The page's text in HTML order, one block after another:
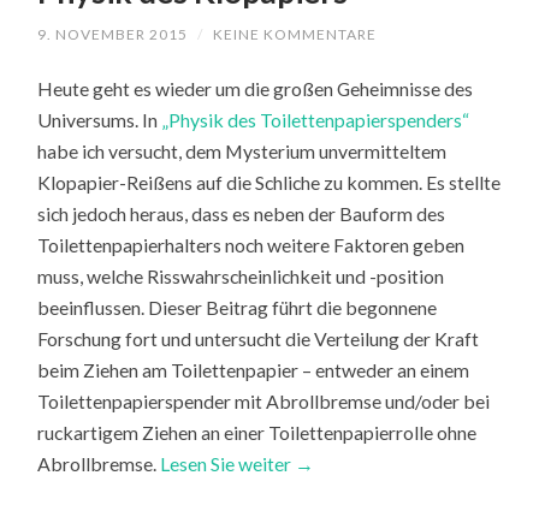
9. NOVEMBER 2015 / KEINE KOMMENTARE
Heute geht es wieder um die großen Geheimnisse des
Universums. In „Physik des Toilettenpapierspenders“
habe ich versucht, dem Mysterium unvermitteltem
Klopapier-Reißens auf die Schliche zu kommen. Es stellte
sich jedoch heraus, dass es neben der Bauform des
Toilettenpapierhalters noch weitere Faktoren geben
muss, welche Risswahrscheinlichkeit und -position
beeinflussen. Dieser Beitrag führt die begonnene
Forschung fort und untersucht die Verteilung der Kraft
beim Ziehen am Toilettenpapier – entweder an einem
Toilettenpapierspender mit Abrollbremse und/oder bei
ruckartigem Ziehen an einer Toilettenpapierrolle ohne
Abrollbremse. Lesen Sie weiter →